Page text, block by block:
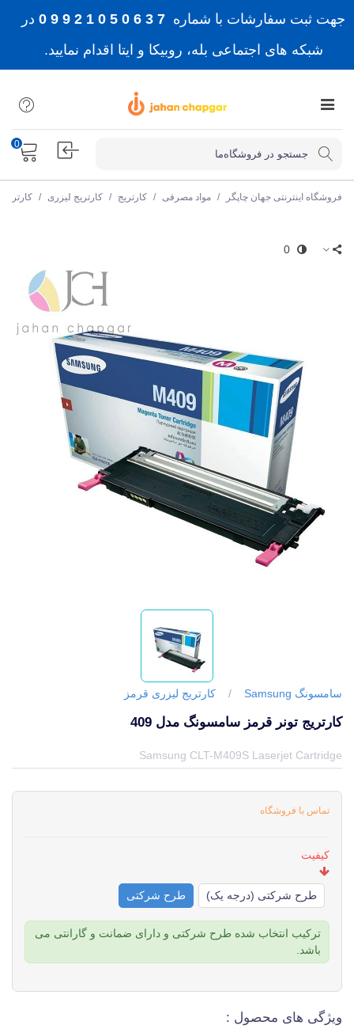
جهت ثبت سفارشات با شماره 7 3 6 0 5 0 1 2 9 9 0
در
شبکه های اجتماعی بله، روبیکا و ایتا اقدام نمایید.
0
فروشگاه اینترنتی جهان چاپگر / مواد مصرفی / کارتریج / کارتریج لیزری /
0
سامسونگ Samsung / کارتریج لیزری قرمز
کارتریج تونر قرمز سامسونگ مدل 409
Samsung CLT-M409S Laserjet Cartridge
تماس با فروشگاه
کیفیت
طرح شرکتی (درجه یک) طرح شرکتی
ترکیب انتخاب شده طرح شرکتی و دارای ضمانت و گارانتی می
باشد.
ویژگی های محصول :